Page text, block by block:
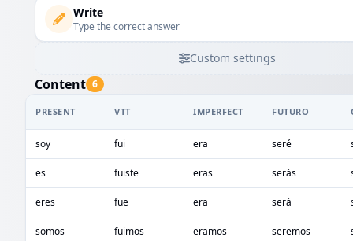
Write
Type the correct answer
Custom settings
Content 6
PRESENT VTT IMPERFECT FUTURO
soy fui era seré
es fuiste eras serás
eres fue era será
somos fuimos eramos seremos